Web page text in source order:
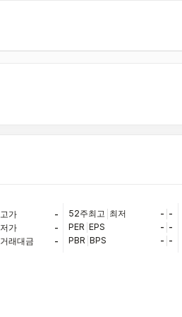
고가
-
저가
-
거래대금
-
52주최고 최저 - -
PER EPS - -
PBR BPS - -